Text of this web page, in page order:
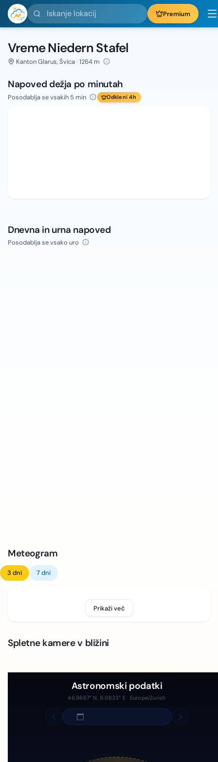
Iskanje lokacij Premium
Vreme Niedern Stafel
Kanton Glarus, Švica · 1264 m
Napoved dežja po minutah
Posodablja se vsakih 5 min Odkleni 4h
Dnevna in urna napoved
Posodablja se vsako uro
Meteogram
3 dni 7 dni
Prikaži več
Spletne kamere v bližini
Astronomski podatki
46.9667° N, 9.0833° E · Europe/Zurich